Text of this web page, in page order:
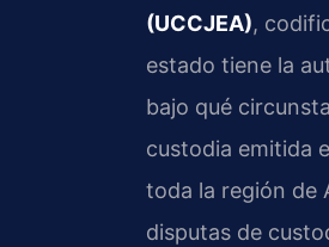
(UCCJEA),
estado tiene la
bajo qué
custodia emitida
toda la región de
disputas de